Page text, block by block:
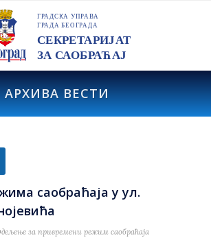
АРХИВА ВЕСТИ
саобраћаја у ул.
за привремени режим саобраћаја